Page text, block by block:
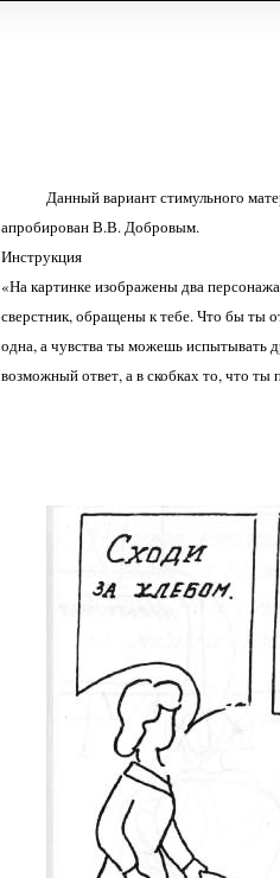
Данный вариант стимульного
апробирован В.В. Добровым.
Инструкция
«На картинке изображены два
сверстник, обращены к тебе. Что бы ты
одна, а чувства ты можешь испытывать
возможный ответ, а в скобках то, что ты